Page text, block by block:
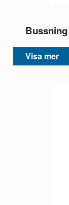
Visa mer